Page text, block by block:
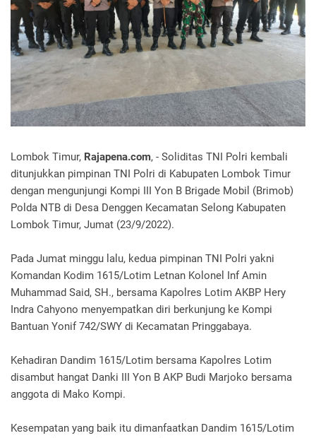
Lombok Timur, Rajapena.com, - Soliditas TNI Polri kembali
ditunjukkan pimpinan TNI Polri di Kabupaten Lombok Timur
dengan mengunjungi Kompi III Yon B Brigade Mobil (Brimob)
Polda NTB di Desa Denggen Kecamatan Selong Kabupaten
Lombok Timur, Jumat (23/9/2022).
Pada Jumat minggu lalu, kedua pimpinan TNI Polri yakni
Komandan Kodim 1615/Lotim Letnan Kolonel Inf Amin
Muhammad Said, SH., bersama Kapolres Lotim AKBP Hery
Indra Cahyono menyempatkan diri berkunjung ke Kompi
Bantuan Yonif 742/SWY di Kecamatan Pringgabaya.
Kehadiran Dandim 1615/Lotim bersama Kapolres Lotim
disambut hangat Danki III Yon B AKP Budi Marjoko bersama
anggota di Mako Kompi.
Kesempatan yang baik itu dimanfaatkan Dandim 1615/Lotim